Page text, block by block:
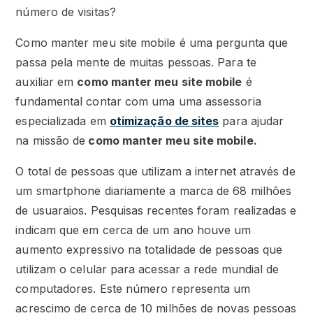
número de visitas?
Como manter meu site mobile é uma pergunta que
passa pela mente de muitas pessoas. Para te
auxiliar em como manter meu site mobile é
fundamental contar com uma uma assessoria
especializada em otimização de sites para ajudar
na missão de como manter meu site mobile.
O total de pessoas que utilizam a internet através de
um smartphone diariamente a marca de 68 milhões
de usuaraios. Pesquisas recentes foram realizadas e
indicam que em cerca de um ano houve um
aumento expressivo na totalidade de pessoas que
utilizam o celular para acessar a rede mundial de
computadores. Este número representa um
acrescimo de cerca de 10 milhões de novas pessoas